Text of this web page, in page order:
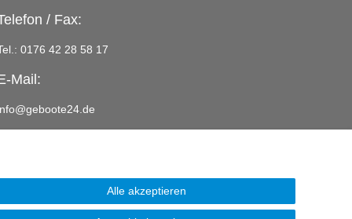
/ Fax:
0176 42 28 58 17
Mail:
Alle akzeptieren